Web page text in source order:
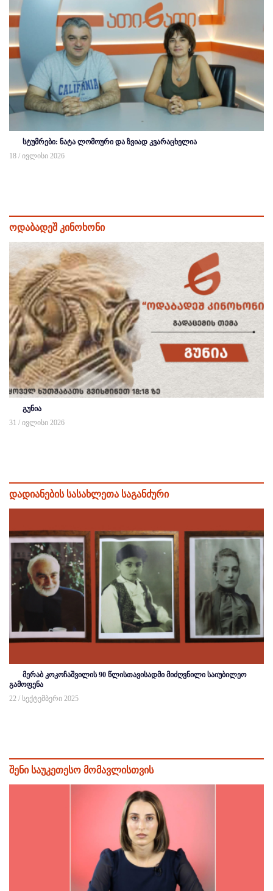
სტუმრები: ნატა ლომოური და ზვიად კვარაცხელია
18 / ივლისი 2026
ოდაბადეშ კინოხონი
გუნია
31 / ივლისი 2026
დადიანების სასახლეთა საგანძური
მერაბ კოკოჩაშვილის 90 წლისთავისადმი მიძღვნილი საიუბილეო
გამოფენა
22 / სექტემბერი 2025
შენი საუკეთესო მომავლისთვის